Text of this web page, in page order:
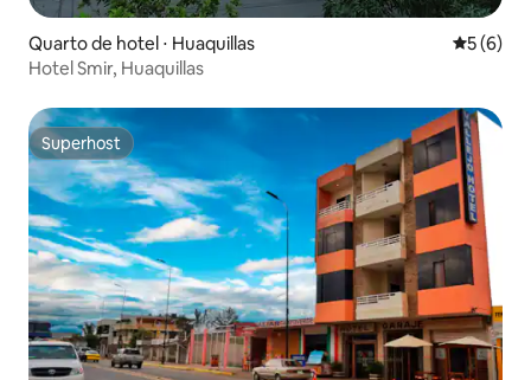
Quarto de hotel ⋅ Huaquillas 5 de
5 (6)
Hotel Smir, Huaquillas
Superhost
Superhost